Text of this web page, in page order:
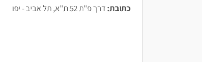
כתובת: דרך פ"ת 52 ת"א, תל אביב - יפו